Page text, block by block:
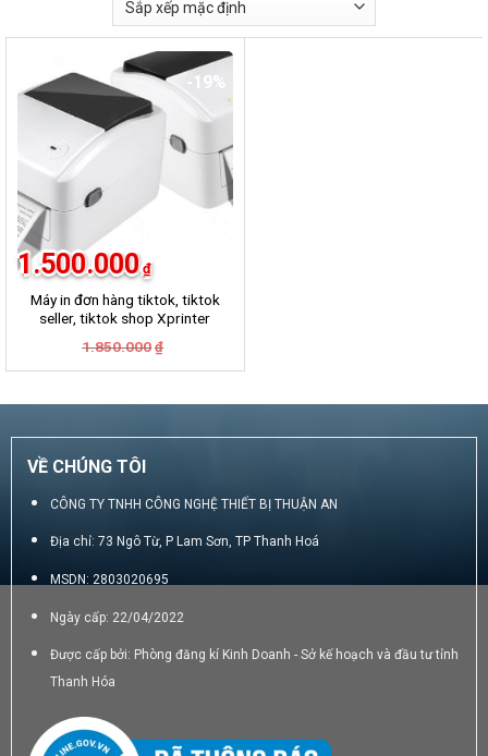
-19%
Máy in đơn hàng tiktok, tiktok
seller, tiktok shop Xprinter
1.850.000 ₫
là:
1.500.000 ₫
tại
1.500.000₫.
VỀ CHÚNG TÔI
CÔNG TY TNHH CÔNG NGHỆ THIẾT BỊ THUẬN AN
Địa chỉ: 73 Ngô Từ, P Lam Sơn, TP Thanh Hoá
MSDN: 2803020695
Ngày cấp: 22/04/2022
Được cấp bởi: Phòng đăng kí Kinh Doanh - Sở kế hoạch và đầu tư tỉnh
Thanh Hóa